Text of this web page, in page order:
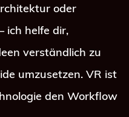
oder
ich helfe dir,
verständlich zu
umzusetzen. VR ist
den Workflow